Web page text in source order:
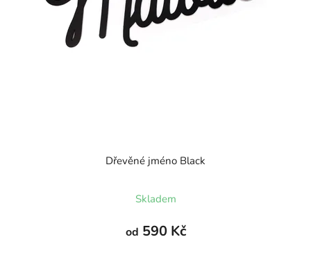
Dřevěné jméno Black
Skladem
od 590 Kč